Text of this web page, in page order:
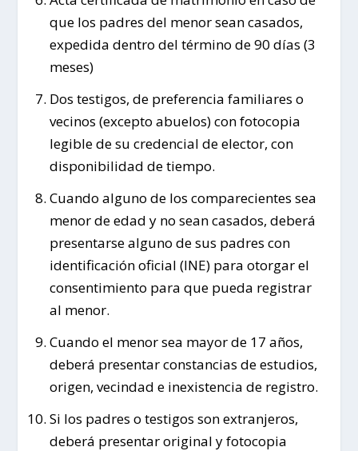
que los padres del menor sean casados,
expedida dentro del término de 90 días (3
meses)
Dos testigos, de preferencia familiares o
vecinos (excepto abuelos) con fotocopia
legible de su credencial de elector, con
disponibilidad de tiempo.
Cuando alguno de los comparecientes sea
menor de edad y no sean casados, deberá
presentarse alguno de sus padres con
identificación oficial (INE) para otorgar el
consentimiento para que pueda registrar
al menor.
Cuando el menor sea mayor de 17 años,
deberá presentar constancias de estudios,
origen, vecindad e inexistencia de registro.
Si los padres o testigos son extranjeros,
deberá presentar original y fotocopia